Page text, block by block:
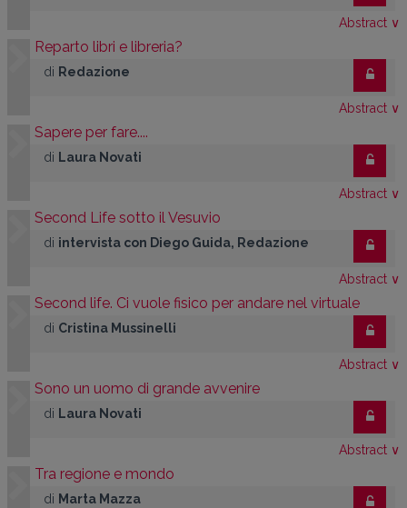
Abstract ∨
Reparto libri e libreria?
di Redazione
Abstract ∨
Sapere per fare....
di Laura Novati
Abstract ∨
Second Life sotto il Vesuvio
di intervista con Diego Guida, Redazione
Abstract ∨
Second life. Ci vuole fisico per andare nel virtuale
di Cristina Mussinelli
Abstract ∨
Sono un uomo di grande avvenire
di Laura Novati
Abstract ∨
Tra regione e mondo
di Marta Mazza